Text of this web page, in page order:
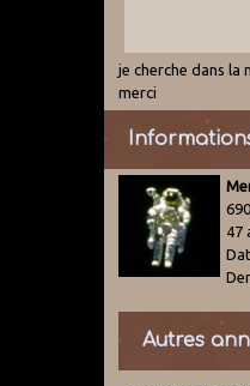
je cherche dans la
merci
47
Autres